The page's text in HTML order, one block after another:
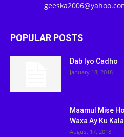
POPULAR POSTS
Dab Iyo Cadho
January 18, 2018
Maamul Mise
Waxa Ay Ku
August 17, 2018